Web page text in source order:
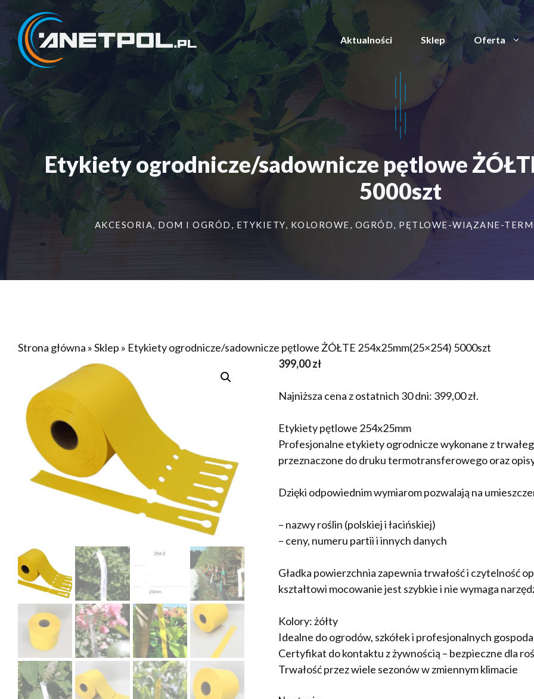
treści
Aktualności Sklep Oferta
Etykiety ogrodnicze/sadownicze pętlowe
5000szt
AKCESORIA, DOM I OGRÓD , ETYKIETY, KOLOROWE, OGRÓD, PĘTLOWE-WIĄZANE-
Strona główna »Sklep » Etykiety ogrodnicze/sadownicze pętlowe ŻÓŁTE 254x25mm(25×254) 5000szt
399,00zł
Najniższa cena z ostatnich 30 dni: 399,00zł.
Etykiety pętlowe 254x25mm
Profesjonalne etykiety ogrodnicze wykonane z
przeznaczone do druku termotransferowego oraz
Dzięki odpowiednim wymiarom pozwalają na
– nazwy roślin (polskiej i łacińskiej)
– ceny, numeru partii i innych danych
Gładka powierzchnia zapewnia trwałość i czytelność
kształtowi mocowanie jest szybkie i nie wymaga
Kolory: żółty
Idealne do ogrodów, szkółek i profesjonalnych
Certyfikat do kontaktu z żywnością – bezpieczne dla
Trwałość przez wiele sezonów w zmiennym klimacie